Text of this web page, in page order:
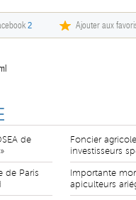
2 Ajouter aux
de
de Paris
Foncier
investisseurs
Importante
apiculteurs